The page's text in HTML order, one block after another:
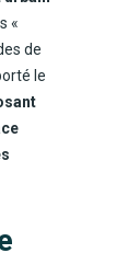
«
de
le